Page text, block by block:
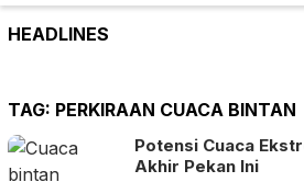
HEADLINES
TAG: PERKIRAAN CUACA BINTAN
Potensi Cuaca
Akhir Pekan Ini